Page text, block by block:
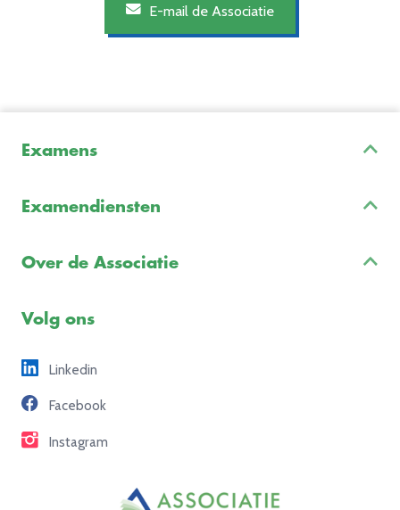
E-mail de Associatie
Examens
Examenreglement
Examendiensten
Over de Associatie
Freelance opdrachten
Partners
Contact
Volg ons
Linkedin
Facebook
Instagram